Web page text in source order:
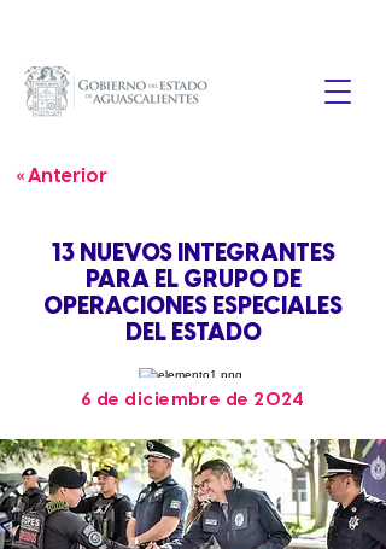
« Anterior
13 NUEVOS INTEGRANTES
PARA EL GRUPO DE
OPERACIONES ESPECIALES
DEL ESTADO
6 de diciembre de 2024